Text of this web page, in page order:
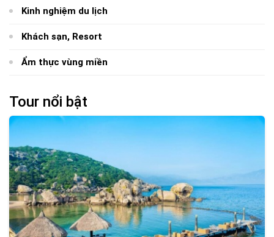
Kinh nghiệm du lịch
Khách sạn, Resort
Ẩm thực vùng miền
Tour nổi bật